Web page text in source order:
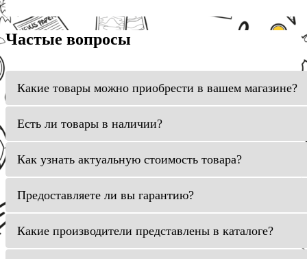
Частые вопросы
Какие товары можно приобрести в вашем магазине?
Есть ли товары в наличии?
Как узнать актуальную стоимость товара?
Предоставляете ли вы гарантию?
Какие производители представлены в каталоге?